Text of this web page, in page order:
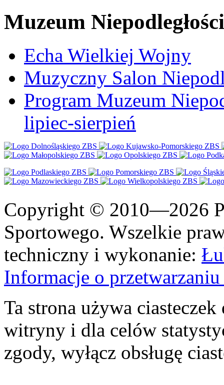
Muzeum Niepodległości
Echa Wielkiej Wojny
Muzyczny Salon
Program Muzeum
lipiec-sierpień
Copyright © 2010—2026
Sportowego. Wszelkie
techniczny i wykonanie:
Informacje o
Ta strona używa
witryny i dla celów
zgody, wyłącz obsługę